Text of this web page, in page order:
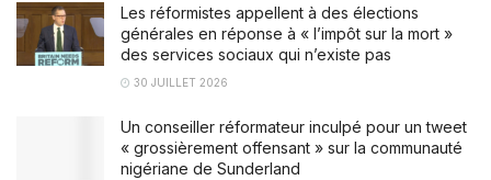
Les réformistes appellent à des élections
générales en réponse à « l’impôt sur la mort »
des services sociaux qui n’existe pas
30 JUILLET 2026
Un conseiller réformateur inculpé pour un tweet
« grossièrement offensant » sur la communauté
nigériane de Sunderland